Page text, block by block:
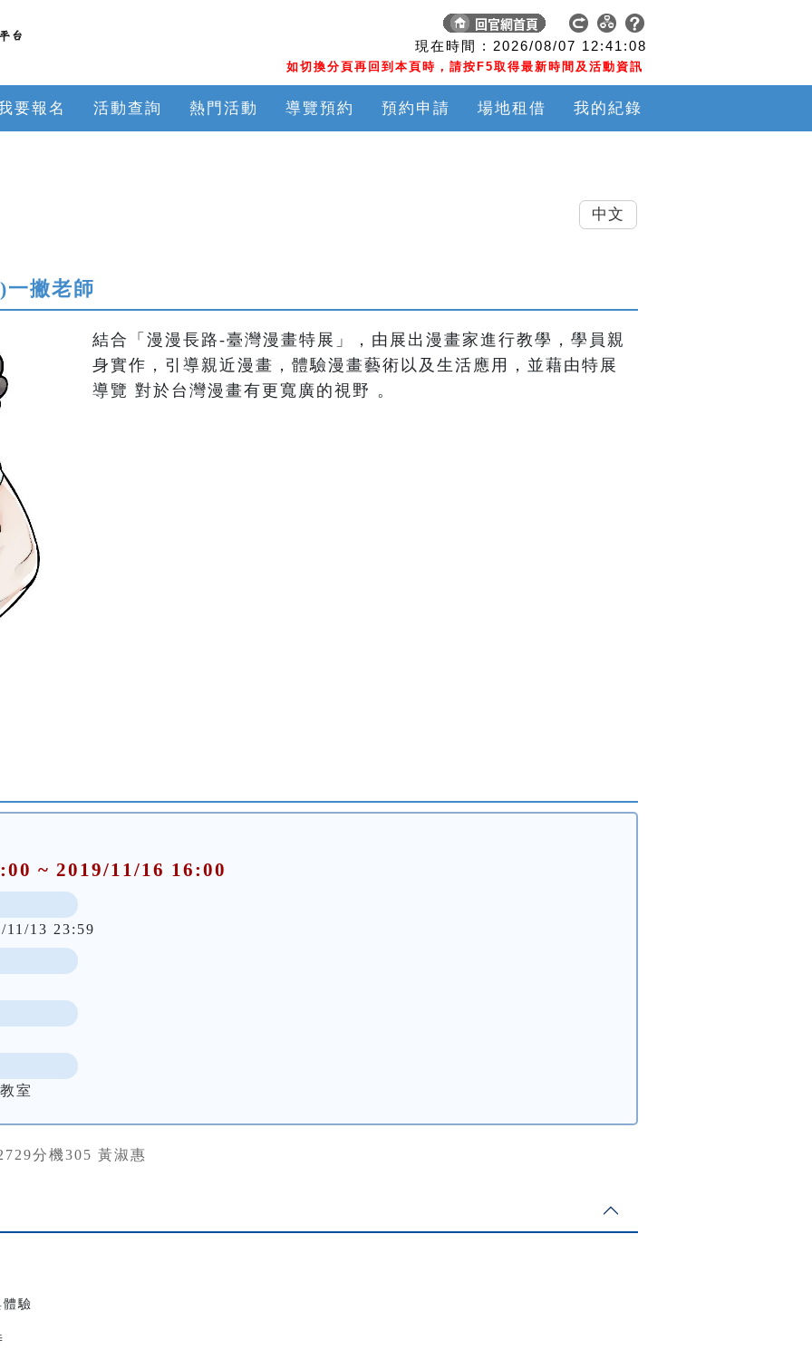
現在時間 : 2026/08/07 12:41:10
如切換分頁再回到本頁時，請按F5取得最新時間及活動資訊
要報名 活動查詢 熱門活動 導覽預約 預約申請 場地租借 我的紀錄
一撇老師
結合「漫漫長路-臺灣漫畫特展」，由展出漫畫家進行教學，學員親
身實作，引導親近漫畫，體驗漫畫藝術以及生活應用，並藉由特展
導覽 對於台灣漫畫有更寬廣的視野 。
~ 2019/11/16 16:00
11/13 23:59
室
分機305 黃淑惠
驗